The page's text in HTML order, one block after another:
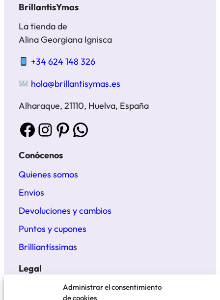
Administrar el consentimiento
de cookies
BrillantisYmas
La tienda de
Alina Georgiana Ignisca
+34 624 148 326
hola@brillantisymas.es
Alharaque, 21110, Huelva, España
Facebook Instagram Pinterest WhatsApp
Conócenos
Quienes somos
Envios
Devoluciones y cambios
Puntos y cupones
Brilliantissimas
Legal
Términos y condiciones